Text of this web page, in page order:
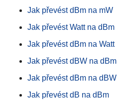
Jak převést dBm na mW
Jak převést Watt na dBm
Jak převést dBm na Watt
Jak převést dBW na dBm
Jak převést dBm na dBW
Jak převést dB na dBm